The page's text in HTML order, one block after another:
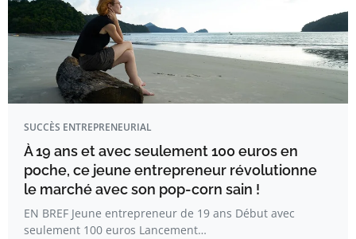
SUCCÈS ENTREPRENEURIAL
À 19 ans et avec seulement 100 euros en
poche, ce jeune entrepreneur révolutionne
le marché avec son pop-corn sain !
EN BREF Jeune entrepreneur de 19 ans Début avec
seulement 100 euros Lancement…